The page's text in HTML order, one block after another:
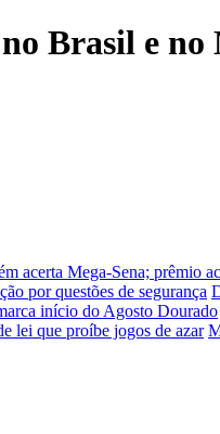
Brasil e no
acerta Mega-Sena; prêmio
por questões de segurança
início do Agosto Dourado
lei que proíbe jogos de azar